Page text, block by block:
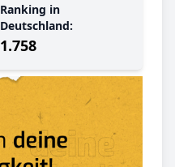
Ranking in
Deutschland:
1.758